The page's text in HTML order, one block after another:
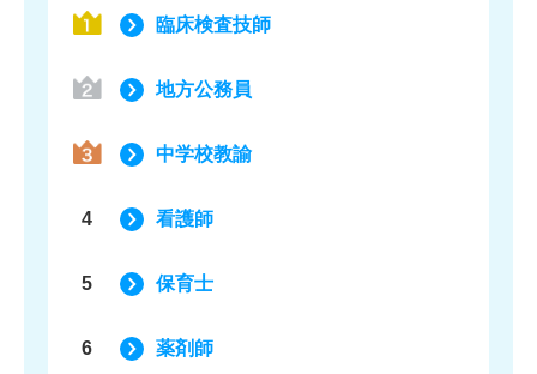
臨床検査技師
地方公務員
中学校教諭
4 看護師
5 保育士
6 薬剤師